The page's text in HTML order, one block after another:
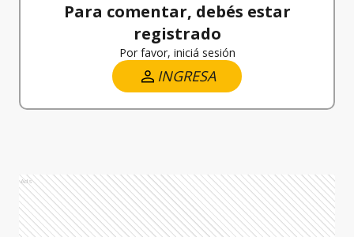
Para comentar, debés estar
registrado
Por favor, iniciá sesión
INGRESA
Ads